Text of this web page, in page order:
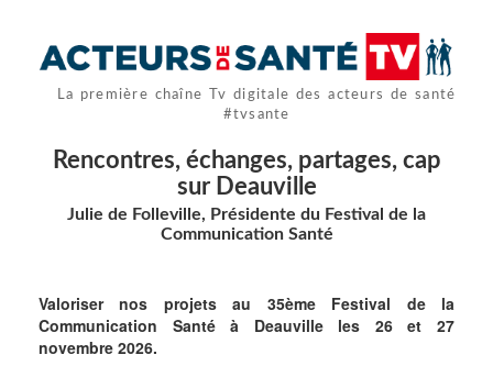
La première chaîne Tv digitale des acteurs de santé
#tvsante
Rencontres, échanges, partages, cap
sur Deauville
Julie de Folleville, Présidente du Festival de la
Communication Santé
Valoriser nos projets au 35ème Festival de la
Communication Santé à Deauville les 26 et 27
novembre 2026.